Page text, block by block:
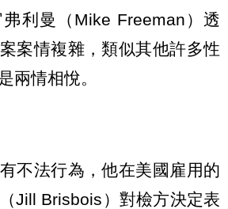
利曼（Mike Freeman）透
案情複雜，類似其他許多性
兩情相悅。
不法行為，他在美國雇用的
Jill Brisbois）對檢方決定表